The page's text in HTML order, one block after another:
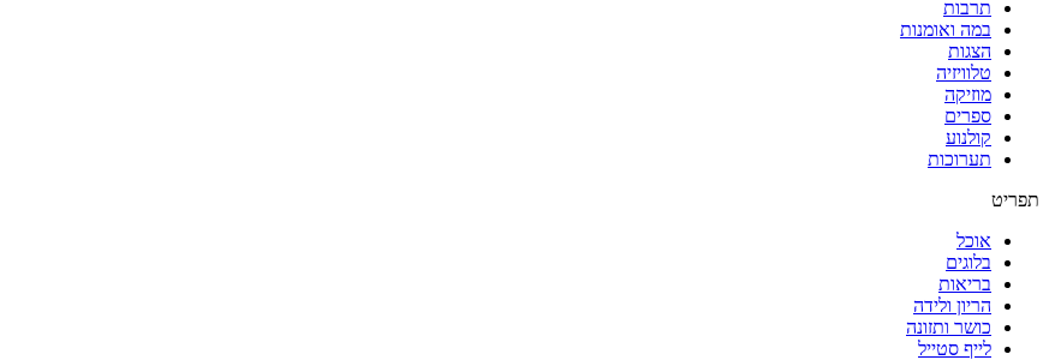
תרבות
במה ואומנות
הצגות
טלוויזיה
מוזיקה
ספרים
קולנוע
תערוכות
תפריט
אוכל
בלוגים
בריאות
הריון ולידה
כושר ותזונה
לייף סטייל